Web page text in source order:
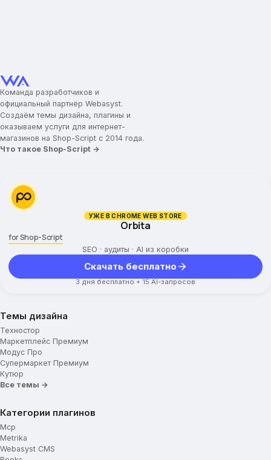
Команда разработчиков и
официальный партнёр Webasyst.
Создаём темы дизайна, плагины и
оказываем услуги для интернет-
магазинов на Shop-Script с 2014 года.
Что такое Shop-Script →
УЖЕ В CHROME WEB STORE
Orbita
for Shop-Script
SEO · аудиты · AI из коробки
Скачать бесплатно
3 дня бесплатно + 15 AI-запросов
Темы дизайна
Техностор
Маркетплейс Премиум
Модус Про
Супермаркет Премиум
Кутюр
Все темы →
Категории плагинов
Mcp
Metrika
Webasyst CMS